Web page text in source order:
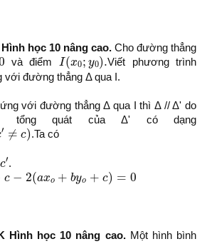
học 10 nâng cao. Cho đường thẳng
và điểm I(x0; y0).
I(x0;y 0). Viết phương trình
với đường thẳng Δ qua I.
với đường thẳng Δ qua I thì Δ // Δ' do
tổng quát của Δ' có dạng
′ ≠ c).Ta có
c′.
c − 2(axo + byo + c) = 0
ax by = 0
Hình học 10 nâng cao.Một hình bình